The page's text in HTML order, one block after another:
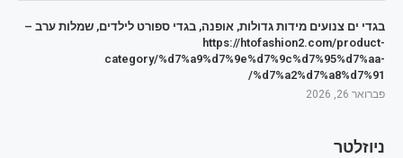
בגדי ים צנועים מידות גדולות, אופנה, בגדי ספורט לילדים, שמלות ערב –
https://htofashion2.com/product-
category/%d7%a9%d7%9e%d7%9c%d7%95%d7%aa-
%d7%a2%d7%a8%d7%91/
פברואר 26, 2026
ניוזלטר